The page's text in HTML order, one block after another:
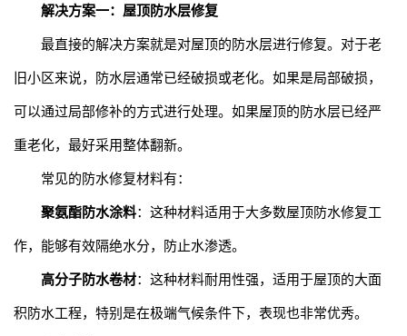
解决方案一：屋顶防水层修复
最直接的解决方案就是对屋顶的防水层进行修复。对于老
旧小区来说，防水层通常已经破损或老化。如果是局部破损，
可以通过局部修补的方式进行处理。如果屋顶的防水层已经严
重老化，最好采用整体翻新。
常见的防水修复材料有：
聚氨酯防水涂料：这种材料适用于大多数屋顶防水修复工
作，能够有效隔绝水分，防止水渗透。
高分子防水卷材：这种材料耐用性强，适用于屋顶的大面
积防水工程，特别是在极端气候条件下，表现也非常优秀。